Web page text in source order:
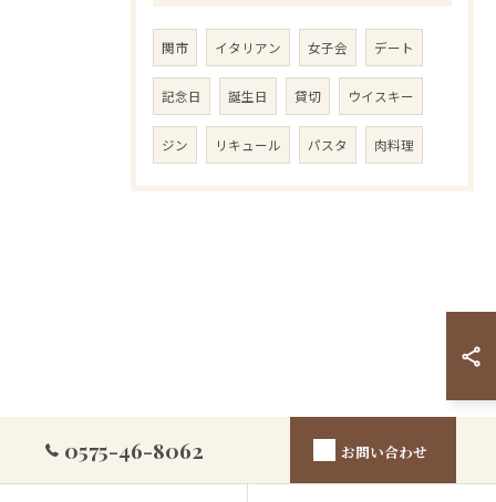
関市 イタリアン 女子会 デート
記念日 誕生日 貸切 ウイスキー
ジン リキュール パスタ 肉料理
0575-46-8062 お問い合わせ